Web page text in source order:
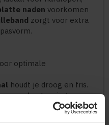
naden voorkomen
zorgt voor extra
optimale
houdt je droog en fris.
ondersteuning en